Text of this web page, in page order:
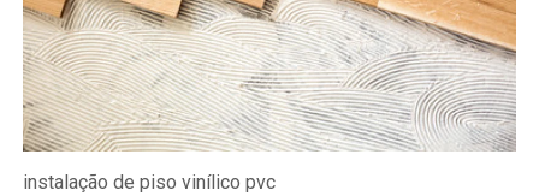
instalação de piso vinílico pvc